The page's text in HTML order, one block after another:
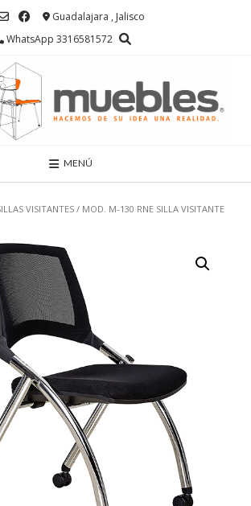
Guadalajara , Jalisco
WhatsApp 3316581572
MENÚ
VISITANTES/ MOD. M-130 RNE SILLA VISITANTE